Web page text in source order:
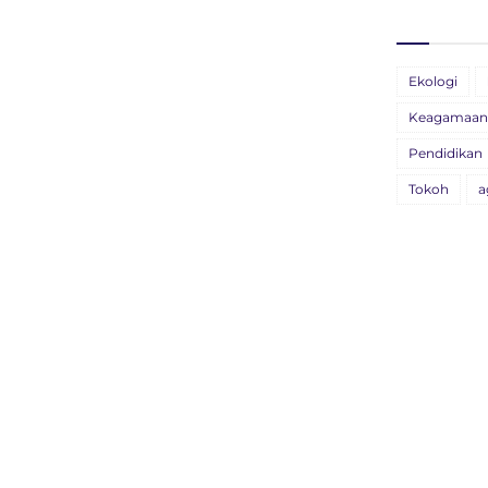
Ekologi
Keagamaan
Pendidikan
Tokoh